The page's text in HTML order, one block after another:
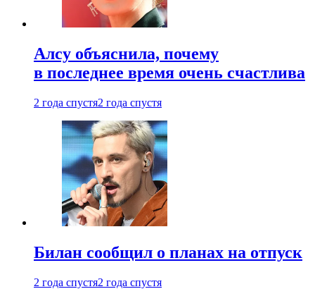
Алсу объяснила, почему
в последнее время очень счастлива
2 года спустя2 года спустя
Билан сообщил о планах на отпуск
2 года спустя2 года спустя